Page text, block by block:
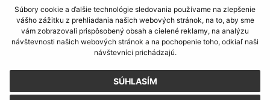
Súbory cookie a ďalšie technológie sledovania používame na zlepšenie
vášho zážitku z prehliadania našich webových stránok, na to, aby sme
vám zobrazovali prispôsobený obsah a cielené reklamy, na analýzu
návštevnosti našich webových stránok a na pochopenie toho, odkiaľ naši
návštevníci prichádzajú.
SÚHLASÍM